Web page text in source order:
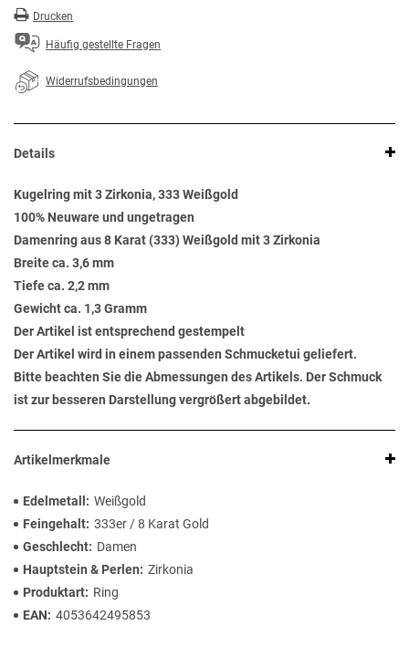
Drucken
Häufig gestellte Fragen
Widerrufsbedingungen
Details
Kugelring mit 3 Zirkonia, 333 Weißgold
100% Neuware und ungetragen
Damenring aus 8 Karat (333) Weißgold mit 3 Zirkonia
Breite ca. 3,6 mm
Tiefe ca. 2,2 mm
Gewicht ca. 1,3 Gramm
Der Artikel ist entsprechend gestempelt
Der Artikel wird in einem passenden Schmucketui geliefert.
Bitte beachten Sie die Abmessungen des Artikels. Der Schmuck
ist zur besseren Darstellung vergrößert abgebildet.
Artikelmerkmale
Edelmetall
Weißgold
Feingehalt 333er / 8 Karat Gold
Geschlecht
Damen
Hauptstein & Perlen
Zirkonia
Produktart
Ring
EAN
4053642495853